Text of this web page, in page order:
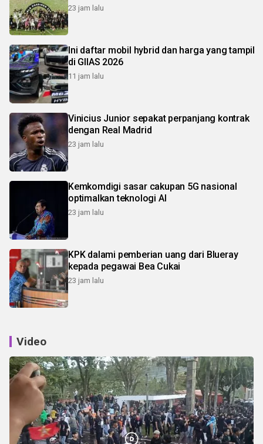
23 jam lalu
Ini daftar mobil hybrid dan harga yang tampil
di GIIAS 2026
11 jam lalu
Vinicius Junior sepakat perpanjang kontrak
dengan Real Madrid
23 jam lalu
Kemkomdigi sasar cakupan 5G nasional
optimalkan teknologi AI
23 jam lalu
KPK dalami pemberian uang dari Blueray
kepada pegawai Bea Cukai
23 jam lalu
Video